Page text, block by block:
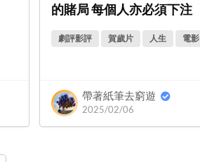
的賭局 每個人亦必須下注
劇評影評 賀歲片 人生 電影
帶著紙筆去窮遊
2025/02/06